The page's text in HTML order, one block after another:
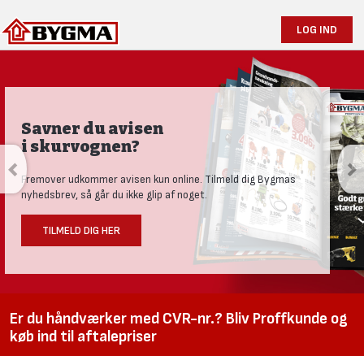
LOG IND
Produktnyheder og tests
Se vores nye univers med aktuelle nyheder til den nysgerrige
håndværker.
Er du håndværker med CVR-nr.? Bliv Proffkunde og
køb ind til aftalepriser